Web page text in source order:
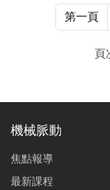
的TSP演算法類
Algorithm)特別
細節，同時也會
也實際開發一套
因演算法所取得
加工時間，有效
第一頁
頁
機械脈動
焦點報導
最新課程